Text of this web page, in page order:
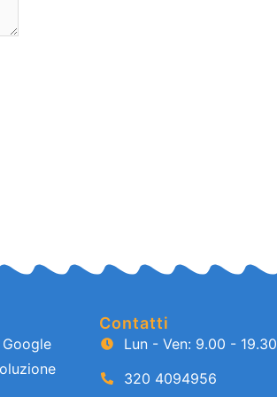
Contatti
Lun - Ven: 9.00 - 19.30
320 4094956